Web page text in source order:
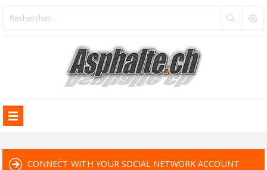
CONNECT WITH YOUR SOCIAL NETWORK ACCOUNT